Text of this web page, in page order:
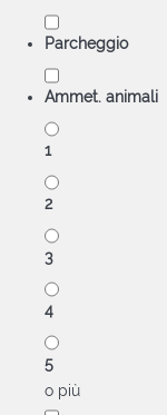
Parcheggio
Ammet. animali
1
2
3
4
5
o più